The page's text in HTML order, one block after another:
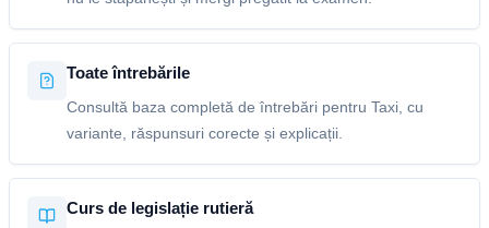
Toate întrebările
Consultă baza completă de întrebări pentru Taxi, cu
variante, răspunsuri corecte și explicații.
Curs de legislație rutieră